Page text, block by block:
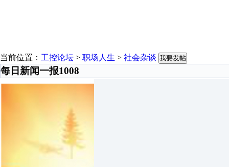
当前位置： 工控论坛 > 职场人生 > 社会杂谈 我要发帖
每日新闻一报1008